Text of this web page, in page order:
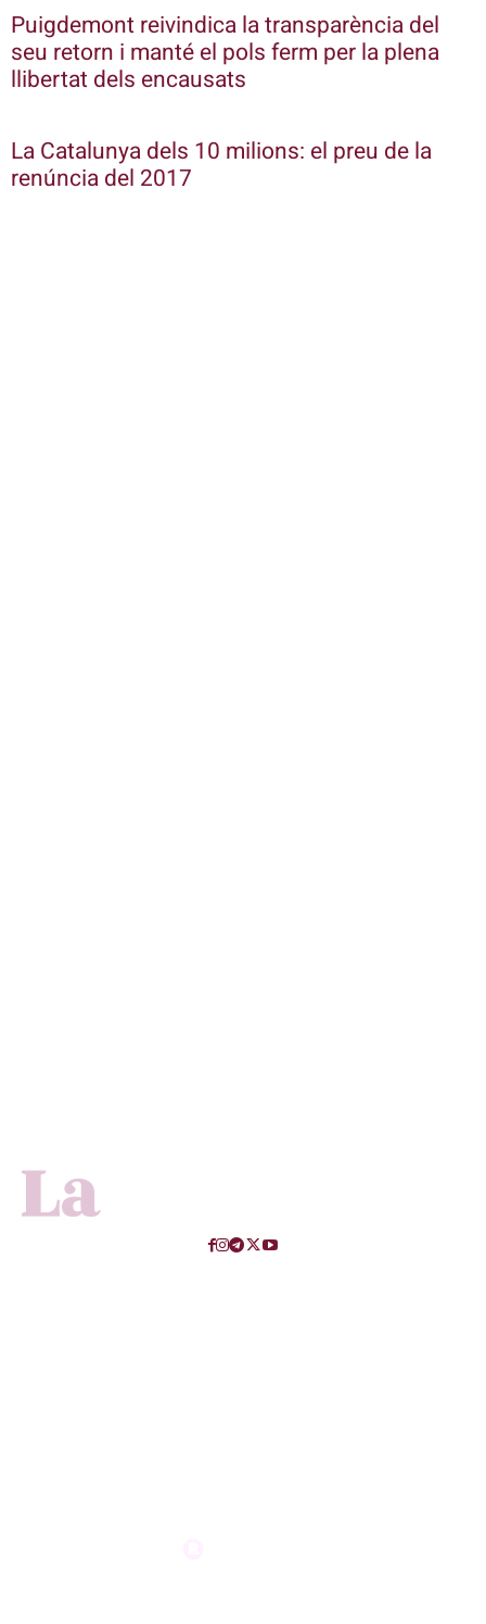
Puigdemont reivindica la transparència del
seu retorn i manté el pols ferm per la plena
llibertat dels encausats
La Catalunya dels 10 milions: el preu de la
renúncia del 2017